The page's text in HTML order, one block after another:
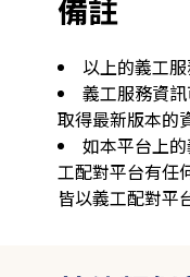
備註
以上的義工
義工服務資
取得最新版本的
如本平台上
工配對平台有任
皆以義工配對平